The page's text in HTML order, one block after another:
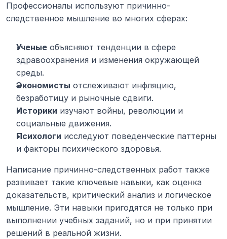
Профессионалы используют причинно-
следственное мышление во многих сферах:
Ученые объясняют тенденции в сфере
здравоохранения и изменения окружающей
среды.
Экономисты отслеживают инфляцию,
безработицу и рыночные сдвиги.
Историки изучают войны, революции и
социальные движения.
Психологи исследуют поведенческие паттерны
и факторы психического здоровья.
Написание причинно-следственных работ также
развивает такие ключевые навыки, как оценка
доказательств, критический анализ и логическое
мышление. Эти навыки пригодятся не только при
выполнении учебных заданий, но и при принятии
решений в реальной жизни.